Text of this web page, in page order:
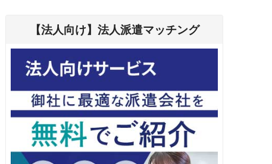
【法人向け】法人派遣マッチング